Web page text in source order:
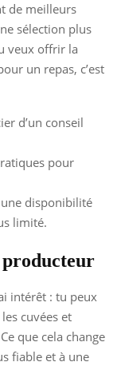
de meilleurs
sélection plus
veux offrir la
un repas, c’est
d’un conseil
pour
disponibilité
limité.
intérêt : tu peux
cuvées et
que cela change
fiable et à une